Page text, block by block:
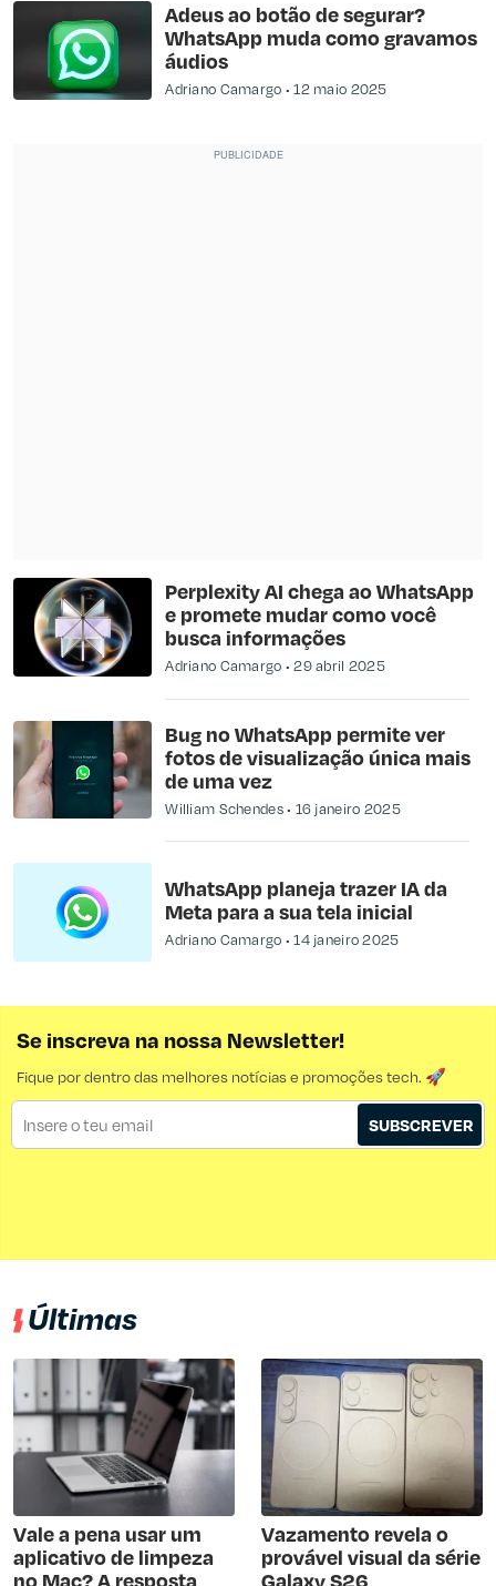
Adeus ao botão de segurar?
WhatsApp muda como gravamos
áudios
Adriano Camargo 12 maio 2025
​Perplexity AI chega ao WhatsApp
e promete mudar como você
busca informações​
Adriano Camargo 29 abril 2025
Bug no WhatsApp permite ver
fotos de visualização única mais
de uma vez
William Schendes 16 janeiro 2025
WhatsApp planeja trazer IA da
Meta para a sua tela inicial
Adriano Camargo 14 janeiro 2025
Se inscreva na nossa Newsletter!
Fique por dentro das melhores notícias e promoções tech. 🚀
SUBSCREVER
Últimas
Vale a pena usar um
aplicativo de limpeza
no Mac? A resposta
Vazamento revela o
provável visual da série
Galaxy S26